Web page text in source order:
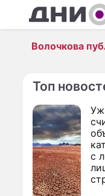
Волочкова
Топ
с